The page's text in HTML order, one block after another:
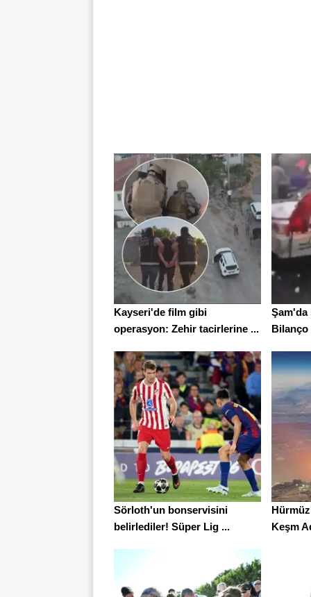
Kayseri'de film gibi
operasyon: Zehir tacirlerine ...
Şam'da
Bilanço
Sörloth'un bonservisini
belirlediler! Süper Lig ...
Keşm